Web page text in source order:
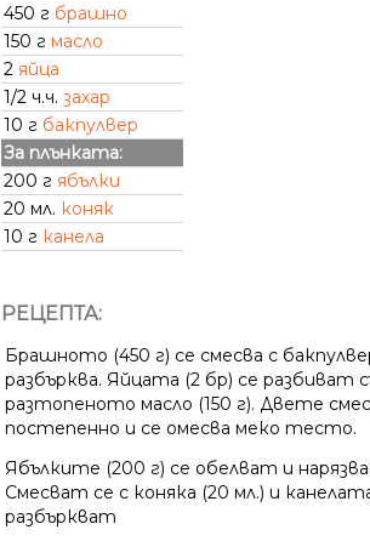
450 г брашно
150 г масло
2 яйца
1/2 ч.ч. захар
10 г бакпулвер
За плънката:
200 г ябълки
20 мл. коняк
10 г канела
РЕЦЕПТА:
Брашното (450 г) се смесва с
разбърква. Яйцата (2 бр) се разбиват
разтопеното масло (150 г). Двете
постепенно и се омесва меко тесто.
Ябълките (200 г) се обелват и
Смесват се с коняка (20 мл.) и
разбъркват